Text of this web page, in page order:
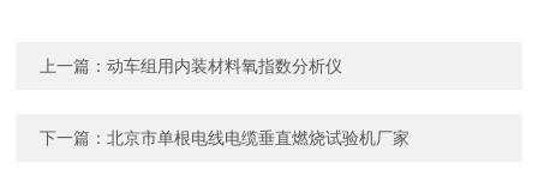
上一篇：动车组用内装材料氧指数分析仪
下一篇：北京市单根电线电缆垂直燃烧试验机厂家